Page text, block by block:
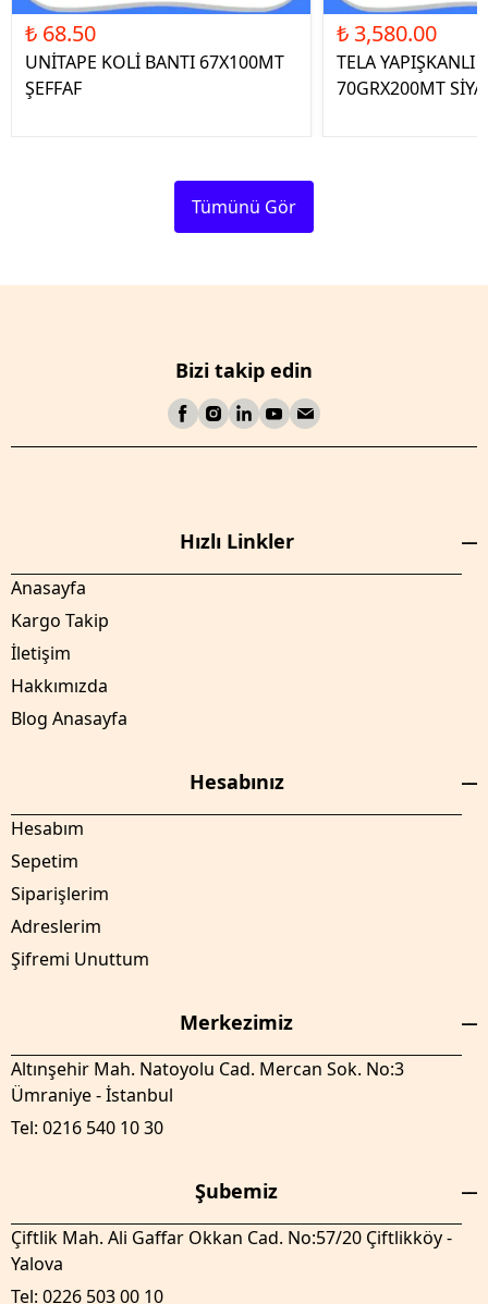
₺ 68.50
UNİTAPE KOLİ BANTI 67X100MT
ŞEFFAF
₺ 3,580.00
TELA YAPIŞKANLI
70GRX200MT
Tümünü Gör
Bizi takip edin
Hızlı Linkler
Anasayfa
Kargo Takip
İletişim
Hakkımızda
Blog Anasayfa
Hesabınız
Hesabım
Sepetim
Siparişlerim
Adreslerim
Şifremi Unuttum
Merkezimiz
Altınşehir Mah. Natoyolu Cad. Mercan Sok. No:3
Ümraniye - İstanbul
Tel: 0216 540 10 30
Şubemiz
Çiftlik Mah. Ali Gaffar Okkan Cad. No:57/20 Çiftlikköy -
Yalova
Tel: 0226 503 00 10